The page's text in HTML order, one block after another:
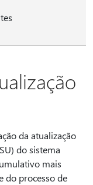
da atualização
do sistema
mais
do processo de